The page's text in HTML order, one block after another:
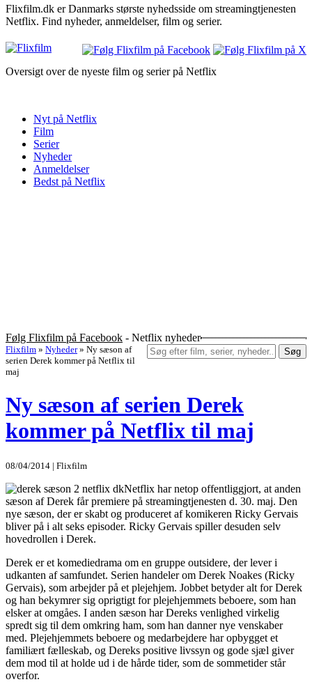
Flixfilm.dk er Danmarks største nyhedsside om streamingtjenesten
Netflix. Find nyheder, anmeldelser, film og serier.
Oversigt over de nyeste film og serier på Netflix
Nyt på Netflix
Film
Serier
Nyheder
Anmeldelser
Bedst på Netflix
Følg Flixfilm på Facebook - Netflix nyheder
Søg
Flixfilm » Nyheder » Ny sæson af
serien Derek kommer på Netflix til
maj
Ny sæson af serien Derek
kommer på Netflix til maj
08/04/2014 | Flixfilm
Netflix har netop offentliggjort, at anden
sæson af Derek får premiere på streamingtjenesten d. 30. maj. Den
nye sæson, der er skabt og produceret af komikeren Ricky Gervais
bliver på i alt seks episoder. Ricky Gervais spiller desuden selv
hovedrollen i Derek.
Derek er et komediedrama om en gruppe outsidere, der lever i
udkanten af samfundet. Serien handeler om Derek Noakes (Ricky
Gervais), som arbejder på et plejehjem. Jobbet betyder alt for Derek
og han bekymrer sig oprigtigt for plejehjemmets beboere, som han
elsker at omgåes. I anden sæson har Dereks venlighed virkelig
spredt sig til dem omkring ham, som han danner nye venskaber
med. Plejehjemmets beboere og medarbejdere har opbygget et
familiært fælleskab, og Dereks positive livssyn og gode sjæl giver
dem mod til at holde ud i de hårde tider, som de sommetider står
overfor.